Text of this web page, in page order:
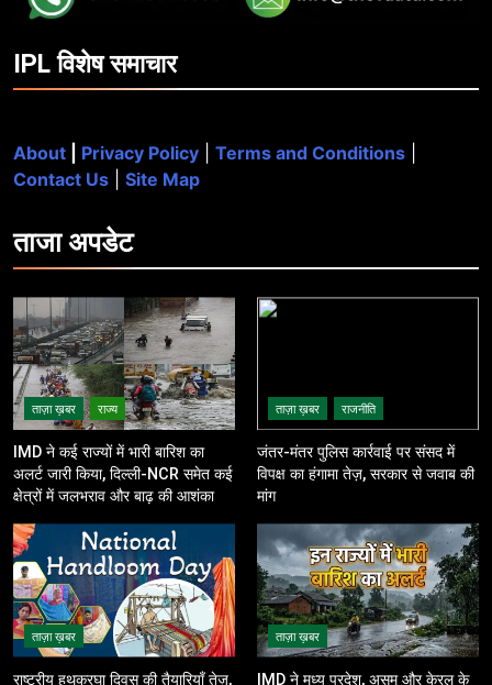
IPL विशेष समाचार
About Privacy Policy Terms and Conditions
Contact Us
Site Map
ताजाअपडेट
ताज़ा ख़बर राज्य
IMD ने कई राज्यों में भारी बारिश का
अलर्ट जारी किया, दिल्ली-NCR समेत कई
क्षेत्रों में जलभराव और बाढ़ की आशंका
ताज़ा ख़बर राजनीति
जंतर-मंतर पुलिस कार्रवाई पर संसद में
विपक्ष का हंगामा तेज़, सरकार से जवाब की
मांग
ताज़ा ख़बर
राष्ट्रीय हथकरघा दिवस की तैयारियाँ तेज़,
ताज़ा ख़बर
IMD ने मध्य प्रदेश, असम और केरल के